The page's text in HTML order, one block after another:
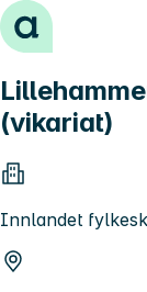
Hopp til innhold
(vikariat)
Innlandet